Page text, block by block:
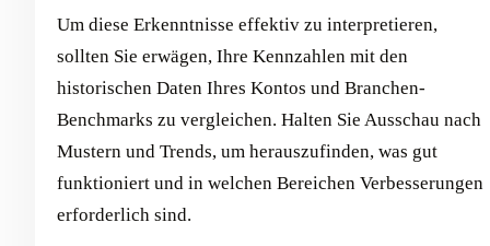
Um diese Erkenntnisse effektiv zu interpretieren,
sollten Sie erwägen, Ihre Kennzahlen mit den
historischen Daten Ihres Kontos und Branchen-
Benchmarks zu vergleichen. Halten Sie Ausschau nach
Mustern und Trends, um herauszufinden, was gut
funktioniert und in welchen Bereichen Verbesserungen
erforderlich sind.